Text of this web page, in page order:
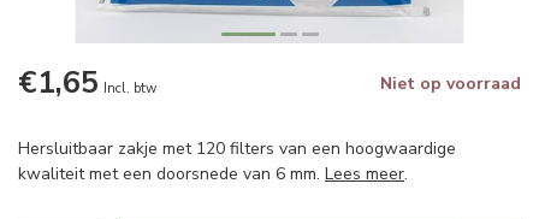
€1,65 Incl. btw Niet op voorraad
Hersluitbaar zakje met 120 filters van een hoogwaardige
kwaliteit met een doorsnede van 6 mm. Lees meer.